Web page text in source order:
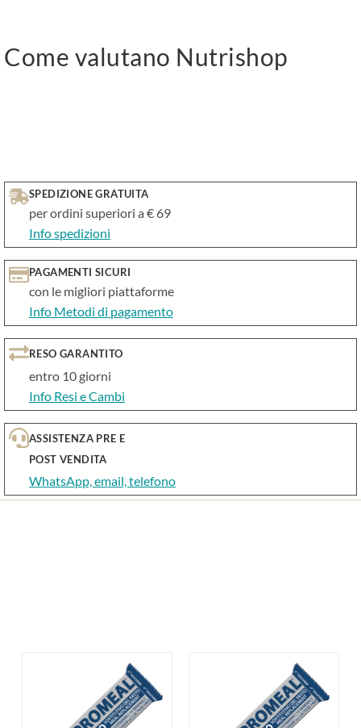
Come valutano Nutrishop
SPEDIZIONE GRATUITA
per ordini superiori a € 69
Info spedizioni
PAGAMENTI SICURI
con le migliori piattaforme
Info Metodi di pagamento
RESO GARANTITO
entro 10 giorni
Info Resi e Cambi
ASSISTENZA PRE E
POST VENDITA
WhatsApp, email, telefono